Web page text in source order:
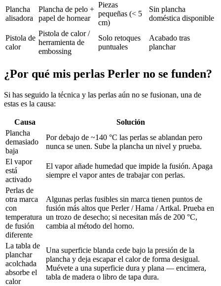
Plancha
alisadora
Plancha de pelo +
papel de hornear
Piezas
pequeñas (< 5
cm)
Sin plancha
doméstica disponible
Pistola de
calor
Pistola de calor /
herramienta de
embossing
Solo retoques
puntuales
Acabado tras
planchar
¿Por qué mis perlas Perler no se funden?
Si has seguido la técnica y las perlas aún no se fusionan, una de
estas es la causa:
Causa
Solución
Plancha
demasiado
baja
Por debajo de ~140 °C las perlas se ablandan pero
nunca se unen. Sube la plancha un nivel y prueba.
El vapor
está
activado
El vapor añade humedad que impide la fusión. Apaga
siempre el vapor antes de trabajar con perlas.
Perlas de
otra marca
con
temperatura
de fusión
diferente
Algunas perlas fusibles sin marca tienen puntos de
fusión más altos que Perler / Hama / Artkal. Prueba en
un trozo de desecho; si necesitan más de 200 °C,
cambia al método del horno.
La tabla de
planchar
acolchada
absorbe el
calor
Una superficie blanda cede bajo la presión de la
plancha y deja escapar el calor de forma desigual.
Muévete a una superficie dura y plana — encimera,
tabla de madera o libro de tapa dura.